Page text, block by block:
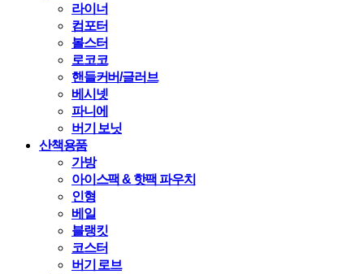
라이너
컴포터
볼스터
로코코
핸들커버/글러브
베시넷
파니에
버기 보닛
산책용품
가방
아이스팩 & 핫팩 파우치
인형
베일
블랭킷
코스터
버기 로브